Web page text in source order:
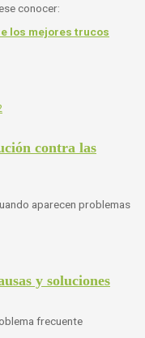
conocer:
los mejores trucos
contra las
aparecen problemas
y soluciones
frecuente